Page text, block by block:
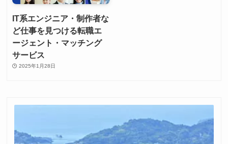
IT系エンジニア・制作者な
ど仕事を見つける転職エ
ージェント・マッチング
サービス
2025年1月28日